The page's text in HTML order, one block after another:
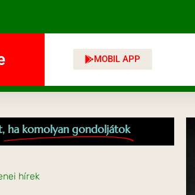
MOBIL APP
ha komolyan gondoljátok
hírek